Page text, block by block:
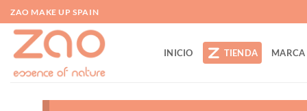
Saltar
al
contenido
ZAO MAKE UP SPAIN
INICIO TIENDA MARCA